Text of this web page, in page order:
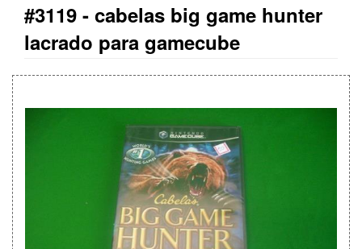
#3119 - cabelas big game hunter
lacrado para gamecube